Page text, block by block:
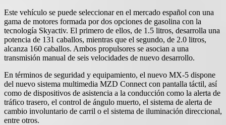
Este vehículo se puede seleccionar en el mercado español con una
gama de motores formada por dos opciones de gasolina con la
tecnología Skyactiv. El primero de ellos, de 1.5 litros, desarrolla una
potencia de 131 caballos, mientras que el segundo, de 2.0 litros,
alcanza 160 caballos. Ambos propulsores se asocian a una
transmisión manual de seis velocidades de nuevo desarrollo.
En términos de seguridad y equipamiento, el nuevo MX-5 dispone
del nuevo sistema multimedia MZD Connect con pantalla táctil, así
como de dispositivos de asistencia a la conducción como la alerta de
tráfico trasero, el control de ángulo muerto, el sistema de alerta de
cambio involuntario de carril o el sistema de iluminación direccional,
entre otros.